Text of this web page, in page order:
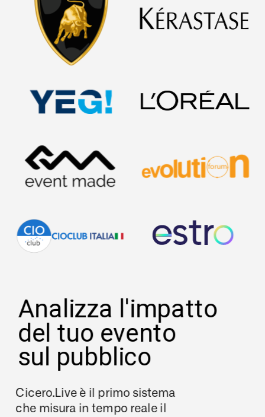
Analizza l'impatto
del tuo evento
sul pubblico
Cicero.Live è il primo sistema